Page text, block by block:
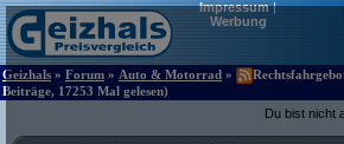
Impressum|
Werbung
Geizhals » Forum » Auto & Motorrad »
Beiträge, 17253 Mal gelesen)
Du bist nicht